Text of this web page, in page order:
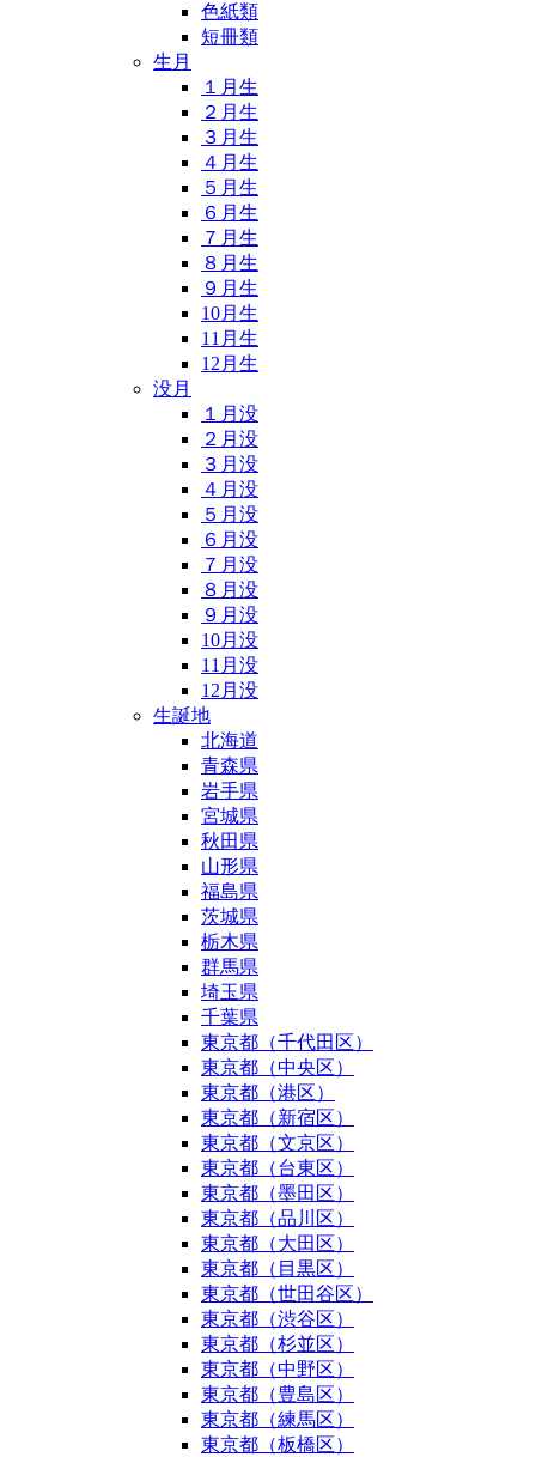
色紙類
短冊類
生月
１月生
２月生
３月生
４月生
５月生
６月生
７月生
８月生
９月生
10月生
11月生
12月生
没月
１月没
２月没
３月没
４月没
５月没
６月没
７月没
８月没
９月没
10月没
11月没
12月没
生誕地
北海道
青森県
岩手県
宮城県
秋田県
山形県
福島県
茨城県
栃木県
群馬県
埼玉県
千葉県
東京都（千代田区）
東京都（中央区）
東京都（港区）
東京都（新宿区）
東京都（文京区）
東京都（台東区）
東京都（墨田区）
東京都（品川区）
東京都（大田区）
東京都（目黒区）
東京都（世田谷区）
東京都（渋谷区）
東京都（杉並区）
東京都（中野区）
東京都（豊島区）
東京都（練馬区）
東京都（板橋区）